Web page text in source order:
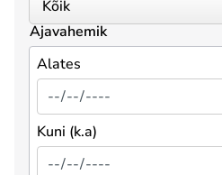
Ajavahemik
Alates
Kuni (k.a)